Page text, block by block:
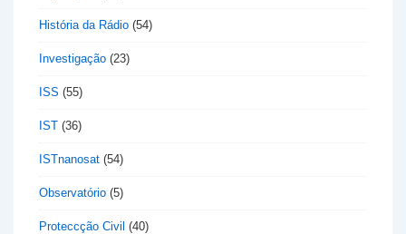
História da Rádio (54)
Investigação (23)
ISS (55)
IST (36)
ISTnanosat (54)
Observatório (5)
Proteccção Civil (40)